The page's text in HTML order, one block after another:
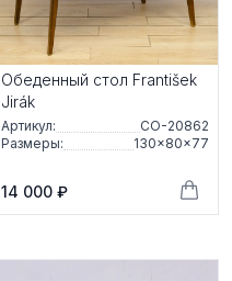
Обеденный стол František
Jirák
Артикул:
СО-20862
Размеры:
130×80×77
14 000 ₽